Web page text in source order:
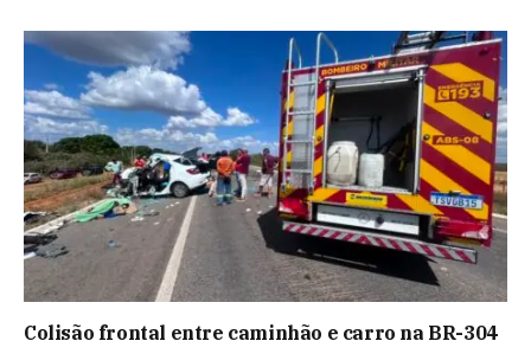
Colisão frontal entre caminhão e carro na BR-304